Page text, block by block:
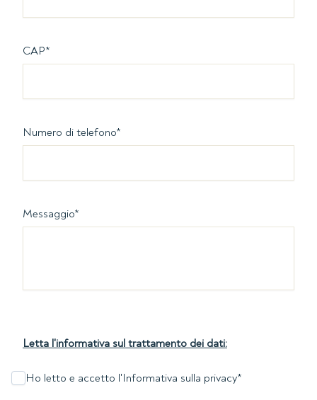
CAP*
Numero di telefono*
Messaggio*
Letta l'informativa sul trattamento dei dati:
Ho letto e accetto l'Informativa sulla privacy*